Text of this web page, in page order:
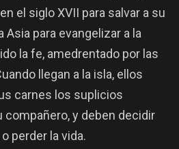
el siglo XVII para salvar a su
para evangelizar a la
la fe, amedrentado por las
llegan a la isla, ellos
carnes los suplicios
y deben decidir
perder la vida.